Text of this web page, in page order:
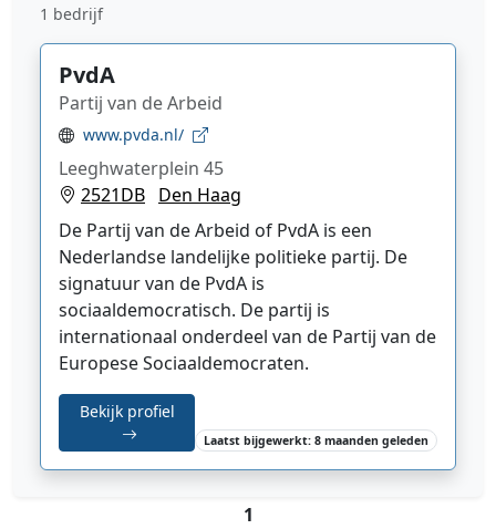
1 bedrijf
PvdA
Partij van de Arbeid
www.pvda.nl/
Leeghwaterplein 45
2521DB Den Haag
De Partij van de Arbeid of PvdA is een
Nederlandse landelijke politieke partij. De
signatuur van de PvdA is
sociaaldemocratisch. De partij is
internationaal onderdeel van de Partij van de
Europese Sociaaldemocraten.
Bekijk profiel
Laatst bijgewerkt: 8 maanden geleden
1